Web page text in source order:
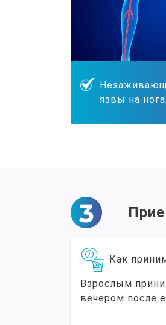
язвы на
Как
Взрослым
вечером после